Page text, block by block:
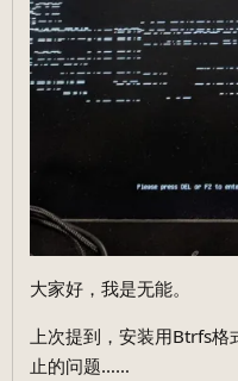
大家好，我是无能。
上次提到，安装用Btrfs格
止的问题……